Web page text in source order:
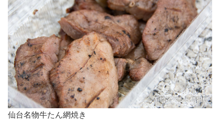
仙台名物牛たん網焼き